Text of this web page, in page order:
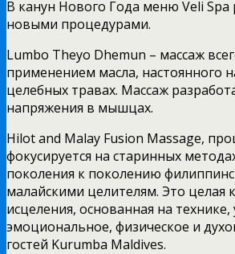
В канун Нового Года меню Veli
новыми процедурами.
Lumbo Theyo Dhemun – массаж
применением масла, настоянного
целебных травах. Массаж
напряжения в мышцах.
Hilot and Malay Fusion Massage,
фокусируется на старинных
поколения к поколению
малайскими целителям. Это целая
исцеления, основанная на
эмоциональное, физическое и
гостей Kurumba Maldives.